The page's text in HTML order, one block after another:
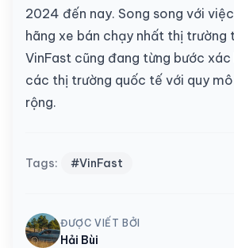
2024 đến nay. Song song với
hãng xe bán chạy nhất thị trường
VinFast cũng đang từng bước
các thị trường quốc tế với quy
rộng.
Tags: #VinFast
ĐƯỢC VIẾT BỞI
Hải Bùi